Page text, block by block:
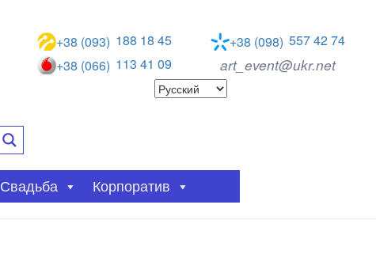
+38 (093) 188 18 45 +38 (098) 557 42 74
+38 (066) 113 41 09 art_event@ukr.net
Свадьба Корпоратив